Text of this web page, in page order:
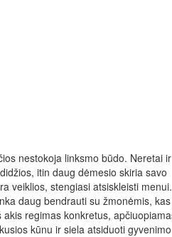
nestokoja linksmo būdo. Neretai ir
itin daug dėmesio skiria savo
veiklios, stengiasi atsiskleisti menui.
daug bendrauti su žmonėmis,
regimas konkretus,
kūnu ir siela atsiduoti gyvenimo